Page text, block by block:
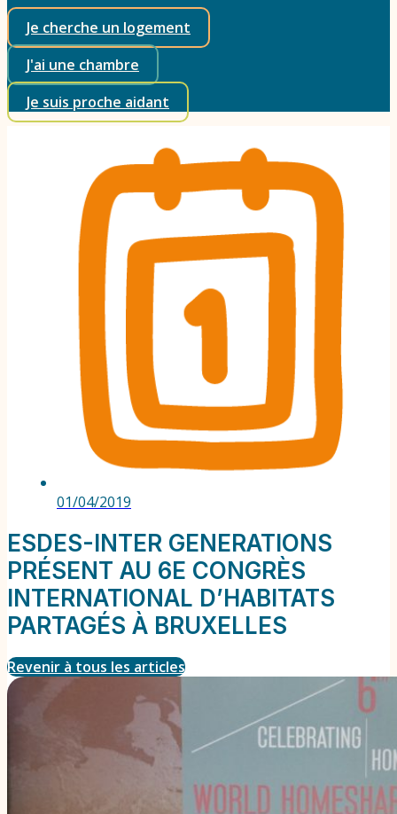
Je cherche un logement
J'ai une chambre
Je suis proche aidant
01/04/2019
ESDES-INTER GENERATIONS
PRÉSENT AU 6E CONGRÈS
INTERNATIONAL D’HABITATS
PARTAGÉS À BRUXELLES
Revenir à tous les articles